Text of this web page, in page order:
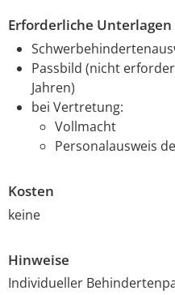
Erforderliche Unterlagen
Passbild (nicht
Jahren)
bei Vertretung:
Vollmacht
Personalausweis
Kosten
keine
Hinweise
Individueller